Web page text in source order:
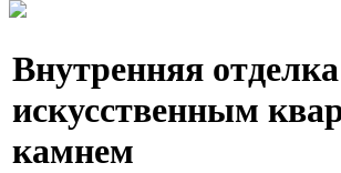
Внутренняя отделка
искусственным
камнем